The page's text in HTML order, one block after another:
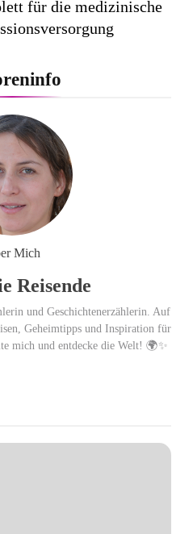
für die medizinische
LONDON AW26
mechanische
gewinnt Red Dot:
Best 2026 / NOMOS
erzielt 94 von 100
Mich
Reisende
und Geschichtenerzählerin. Auf
Geheimtipps und Inspiration für
mich und entdecke die Welt! 🌍✨